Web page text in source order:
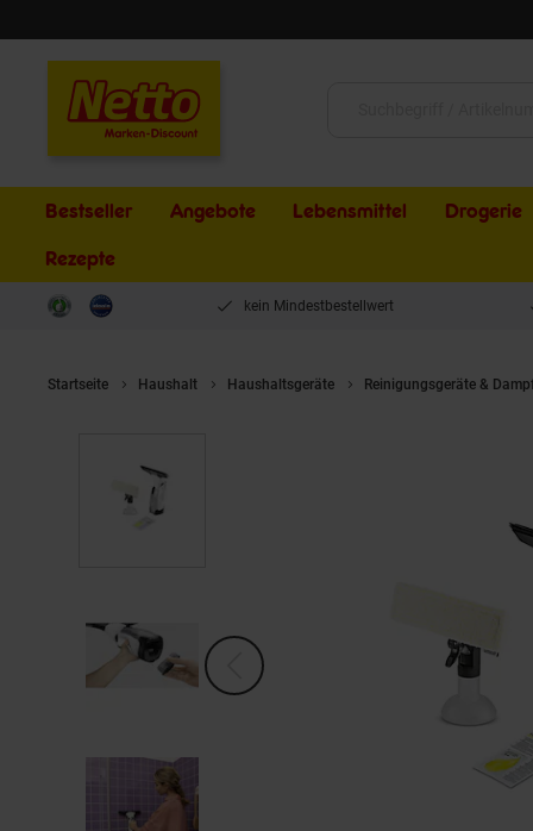
Bestseller Angebote Lebensmittel Drogerie
Rezepte
kein Mindestbestellwert
Startseite Haushalt Haushaltsgeräte Reinigungsgeräte &